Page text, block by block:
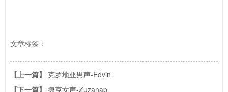
文章标签：
【上一篇】
克罗地亚男声-Edvin
【下一篇】 捷克女声-Zuzanap